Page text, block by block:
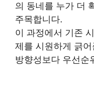
의 동네를 누가 더
주목합니다.
이 과정에서 기존
제를 시원하게 긁
방향성보다 우선순